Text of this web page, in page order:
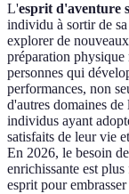
L'esprit d'aventure
individu à sortir de
explorer de
préparation physique
personnes qui
performances, non
d'autres domaines
individus ayant
satisfaits de leur vie
En 2026, le besoin
enrichissante est
esprit pour